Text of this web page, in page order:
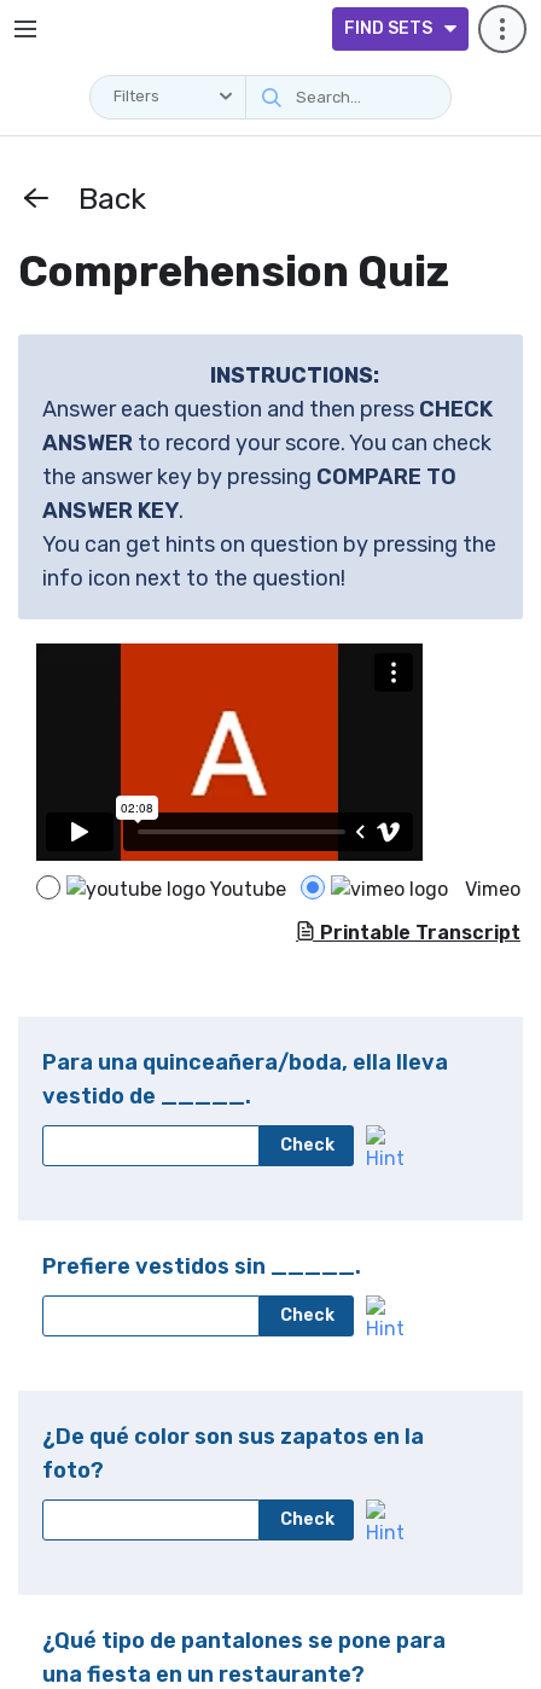
FIND SETS
Filters
Back
Comprehension Quiz
INSTRUCTIONS:
Answer each question and then press CHECK
ANSWER to record your score. You can check
the answer key by pressing COMPARE TO
ANSWER KEY.
You can get hints on question by pressing the
info icon next to the question!
Youtube
Vimeo
Printable Transcript
Para una quinceañera/boda, ella lleva
vestido de _____.
Check
Prefiere vestidos sin _____.
Check
¿De qué color son sus zapatos en la
foto?
Check
¿Qué tipo de pantalones se pone para
una fiesta en un restaurante?